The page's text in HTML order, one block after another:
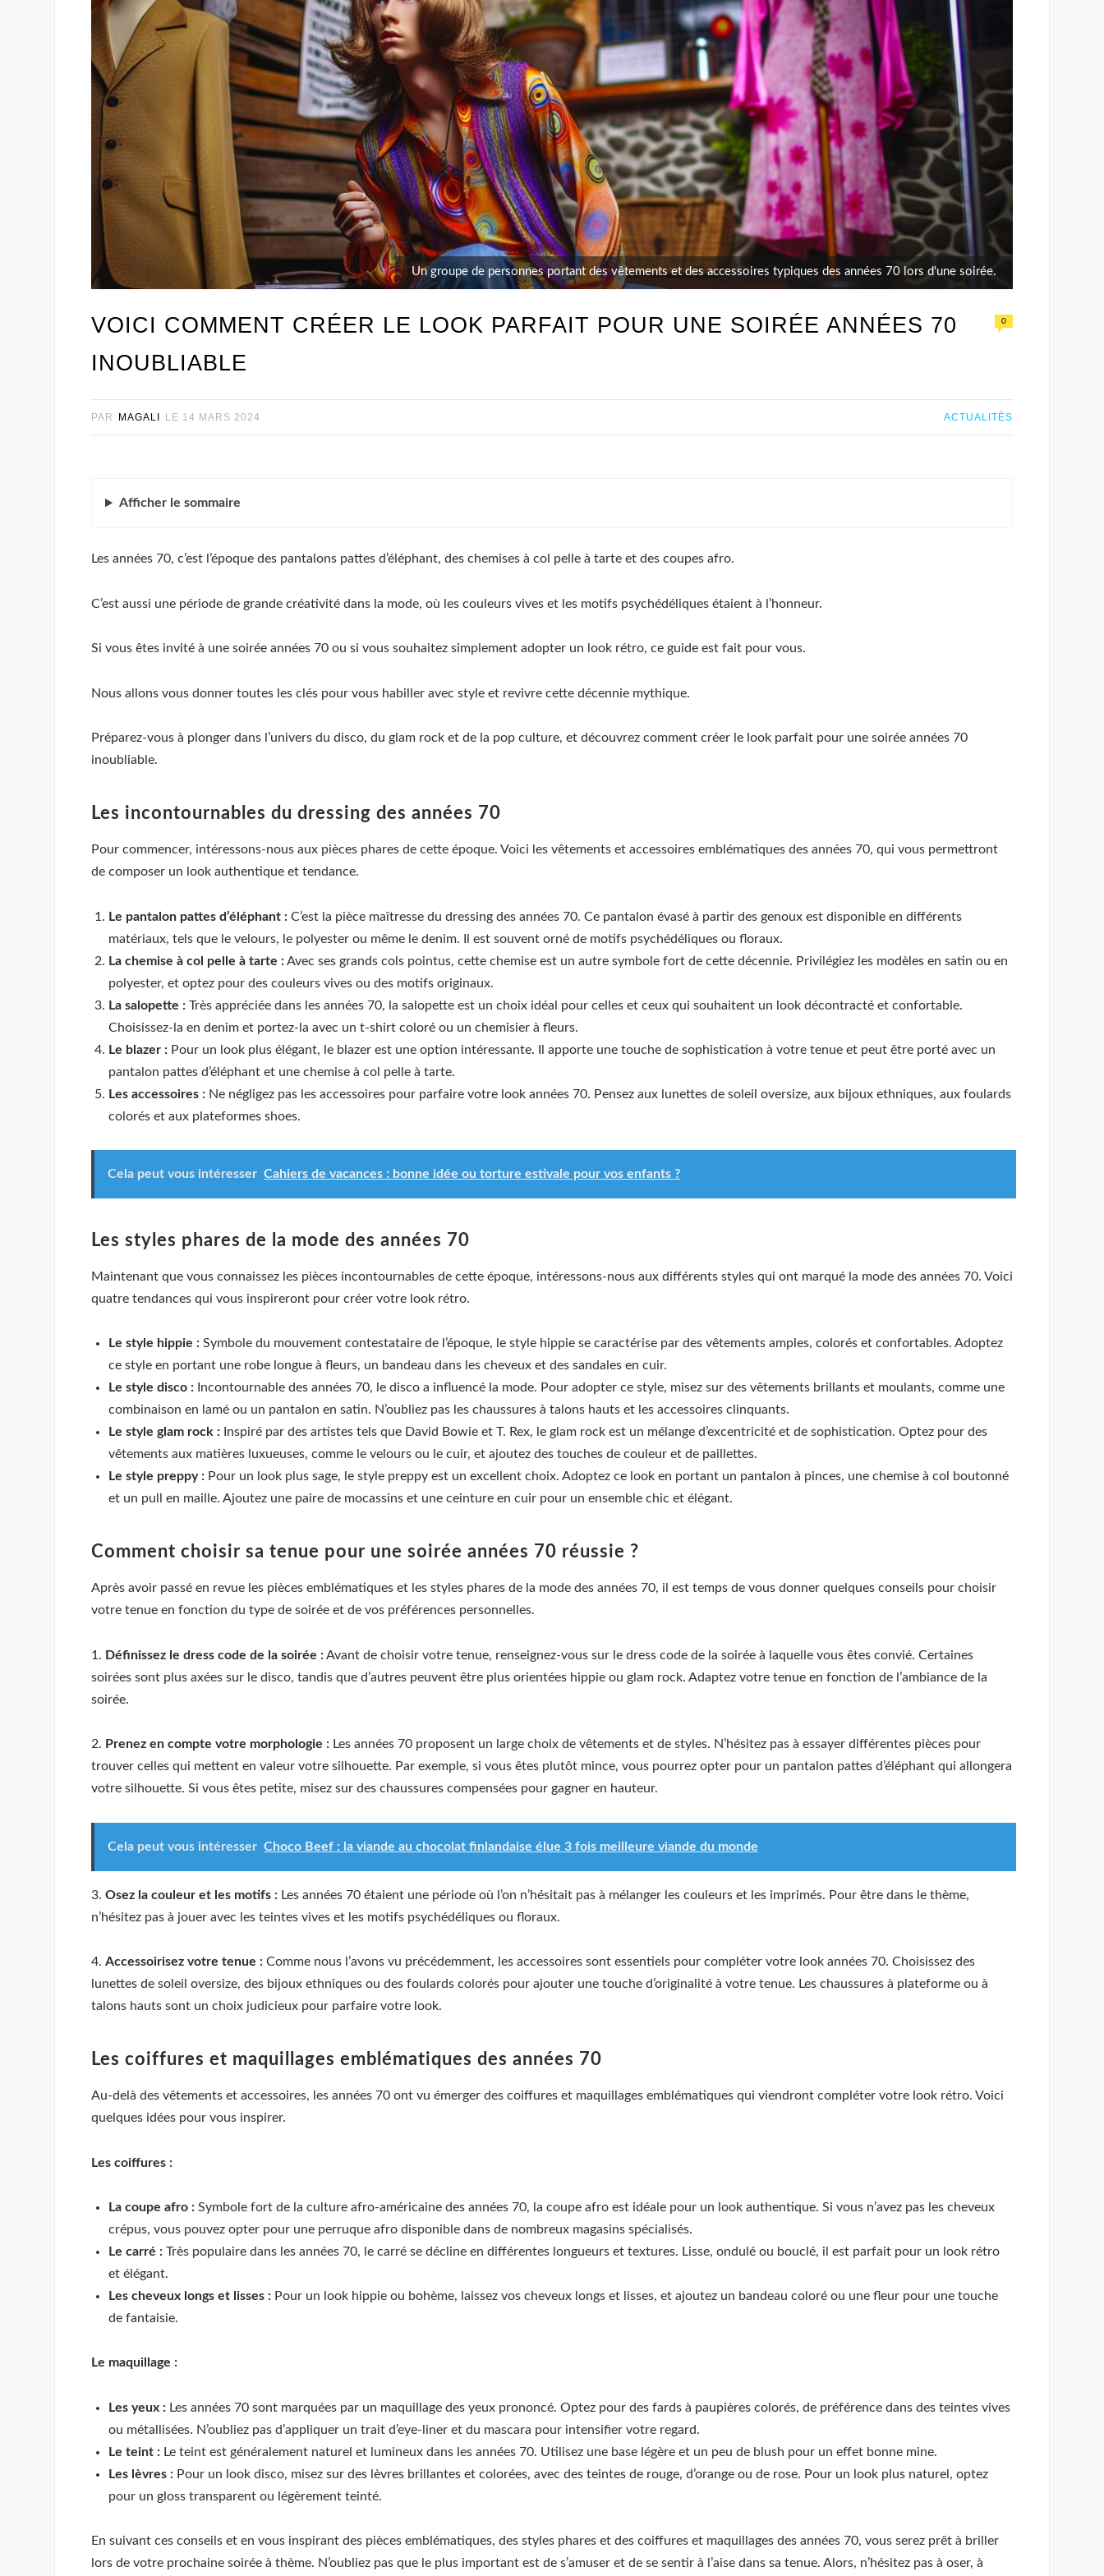
Un groupe de personnes portant des vêtements et des accessoires typiques des années 70 lors d'une soirée.
VOICI COMMENT CRÉER LE LOOK PARFAIT POUR UNE SOIRÉE ANNÉES 70
INOUBLIABLE
0
PAR MAGALI LE 14 MARS 2024 ACTUALITÉS
Afficher le sommaire
Les années 70, c’est l’époque des pantalons pattes d’éléphant, des chemises à col pelle à tarte et des coupes afro.
C’est aussi une période de grande créativité dans la mode, où les couleurs vives et les motifs psychédéliques étaient à l’honneur.
Si vous êtes invité à une soirée années 70 ou si vous souhaitez simplement adopter un look rétro, ce guide est fait pour vous.
Nous allons vous donner toutes les clés pour vous habiller avec style et revivre cette décennie mythique.
Préparez-vous à plonger dans l’univers du disco, du glam rock et de la pop culture, et découvrez comment créer le look parfait pour une soirée années 70
inoubliable.
Les incontournables du dressing des années 70
Pour commencer, intéressons-nous aux pièces phares de cette époque. Voici les vêtements et accessoires emblématiques des années 70, qui vous permettront
de composer un look authentique et tendance.
Le pantalon pattes d’éléphant : C’est la pièce maîtresse du dressing des années 70. Ce pantalon évasé à partir des genoux est disponible en différents
matériaux, tels que le velours, le polyester ou même le denim. Il est souvent orné de motifs psychédéliques ou floraux.
La chemise à col pelle à tarte :Avec ses grands cols pointus, cette chemise est un autre symbole fort de cette décennie. Privilégiez les modèles en satin ou en
polyester, et optez pour des couleurs vives ou des motifs originaux.
La salopette : Très appréciée dans les années 70, la salopette est un choix idéal pour celles et ceux qui souhaitent un look décontracté et confortable.
Choisissez-la en denim et portez-la avec un t-shirt coloré ou un chemisier à fleurs.
Le blazer : Pour un look plus élégant, le blazer est une option intéressante. Il apporte une touche de sophistication à votre tenue et peut être porté avec un
pantalon pattes d’éléphant et une chemise à col pelle à tarte.
Les accessoires : Ne négligez pas les accessoires pour parfaire votre look années 70. Pensez aux lunettes de soleil oversize, aux bijoux ethniques, aux foulards
colorés et aux plateformes shoes.
Cela peut vous intéresser Cahiers de vacances : bonne idée ou torture estivale pour vos enfants ?
Les styles phares de la mode des années 70
Maintenant que vous connaissez les pièces incontournables de cette époque, intéressons-nous aux différents styles qui ont marqué la mode des années 70. Voici
quatre tendances qui vous inspireront pour créer votre look rétro.
Le style hippie : Symbole du mouvement contestataire de l’époque, le style hippie se caractérise par des vêtements amples, colorés et confortables. Adoptez
ce style en portant une robe longue à fleurs, un bandeau dans les cheveux et des sandales en cuir.
Le style disco : Incontournable des années 70, le disco a influencé la mode. Pour adopter ce style, misez sur des vêtements brillants et moulants, comme une
combinaison en lamé ou un pantalon en satin. N’oubliez pas les chaussures à talons hauts et les accessoires clinquants.
Le style glam rock : Inspiré par des artistes tels que David Bowie et T. Rex, le glam rock est un mélange d’excentricité et de sophistication. Optez pour des
vêtements aux matières luxueuses, comme le velours ou le cuir, et ajoutez des touches de couleur et de paillettes.
Le style preppy : Pour un look plus sage, le style preppy est un excellent choix. Adoptez ce look en portant un pantalon à pinces, une chemise à col boutonné
et un pull en maille. Ajoutez une paire de mocassins et une ceinture en cuir pour un ensemble chic et élégant.
Comment choisir sa tenue pour une soirée années 70 réussie ?
Après avoir passé en revue les pièces emblématiques et les styles phares de la mode des années 70, il est temps de vous donner quelques conseils pour choisir
votre tenue en fonction du type de soirée et de vos préférences personnelles.
1. Définissez le dress code de la soirée :Avant de choisir votre tenue, renseignez-vous sur le dress code de la soirée à laquelle vous êtes convié. Certaines
soirées sont plus axées sur le disco, tandis que d’autres peuvent être plus orientées hippie ou glam rock. Adaptez votre tenue en fonction de l’ambiance de la
soirée.
2. Prenez en compte votre morphologie : Les années 70 proposent un large choix de vêtements et de styles. N’hésitez pas à essayer différentes pièces pour
trouver celles qui mettent en valeur votre silhouette. Par exemple, si vous êtes plutôt mince, vous pourrez opter pour un pantalon pattes d’éléphant qui allongera
votre silhouette. Si vous êtes petite, misez sur des chaussures compensées pour gagner en hauteur.
Cela peut vous intéresser Choco Beef : la viande au chocolat finlandaise élue 3 fois meilleure viande du monde
3. Osez la couleur et les motifs : Les années 70 étaient une période où l’on n’hésitait pas à mélanger les couleurs et les imprimés. Pour être dans le thème,
n’hésitez pas à jouer avec les teintes vives et les motifs psychédéliques ou floraux.
4. Accessoirisez votre tenue : Comme nous l’avons vu précédemment, les accessoires sont essentiels pour compléter votre look années 70. Choisissez des
lunettes de soleil oversize, des bijoux ethniques ou des foulards colorés pour ajouter une touche d’originalité à votre tenue. Les chaussures à plateforme ou à
talons hauts sont un choix judicieux pour parfaire votre look.
Les coiffures et maquillages emblématiques des années 70
Au-delà des vêtements et accessoires, les années 70 ont vu émerger des coiffures et maquillages emblématiques qui viendront compléter votre look rétro. Voici
quelques idées pour vous inspirer.
Les coiffures :
La coupe afro : Symbole fort de la culture afro-américaine des années 70, la coupe afro est idéale pour un look authentique. Si vous n’avez pas les cheveux
crépus, vous pouvez opter pour une perruque afro disponible dans de nombreux magasins spécialisés.
Le carré : Très populaire dans les années 70, le carré se décline en différentes longueurs et textures. Lisse, ondulé ou bouclé, il est parfait pour un look rétro
et élégant.
Les cheveux longs et lisses : Pour un look hippie ou bohème, laissez vos cheveux longs et lisses, et ajoutez un bandeau coloré ou une fleur pour une touche
de fantaisie.
Le maquillage :
Les yeux : Les années 70 sont marquées par un maquillage des yeux prononcé. Optez pour des fards à paupières colorés, de préférence dans des teintes vives
ou métallisées. N’oubliez pas d’appliquer un trait d’eye-liner et du mascara pour intensifier votre regard.
Le teint : Le teint est généralement naturel et lumineux dans les années 70. Utilisez une base légère et un peu de blush pour un effet bonne mine.
Les lèvres : Pour un look disco, misez sur des lèvres brillantes et colorées, avec des teintes de rouge, d’orange ou de rose. Pour un look plus naturel, optez
pour un gloss transparent ou légèrement teinté.
En suivant ces conseils et en vous inspirant des pièces emblématiques, des styles phares et des coiffures et maquillages des années 70, vous serez prêt à briller
lors de votre prochaine soirée à thème. N’oubliez pas que le plus important est de s’amuser et de se sentir à l’aise dans sa tenue. Alors, n’hésitez pas à oser, à